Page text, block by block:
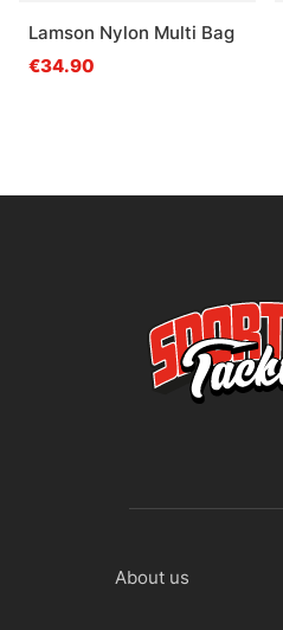
Lamson Nylon Multi Bag
€34.90
About us